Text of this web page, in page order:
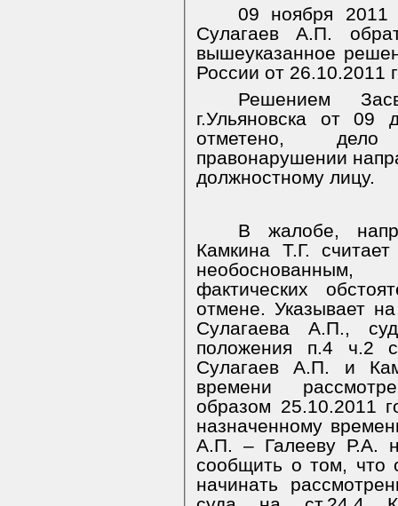
09 ноября 2011
Сулагаев А.П.
вышеуказанное
России от 26.10.2011
Решением
г.Ульяновска от 09
отметено,
правонарушении
должностному лицу.
В жалобе,
Камкина Т.Г.
фактических
отмене. Указывает
Сулагаева А.П.,
положения п.4 ч.2
Сулагаев А.П. и
времени
образом 25.10.2011
назначенному
А.П. – Галееву Р.А.
сообщить о том, что
начинать